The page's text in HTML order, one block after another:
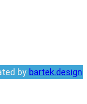
by bartek.design